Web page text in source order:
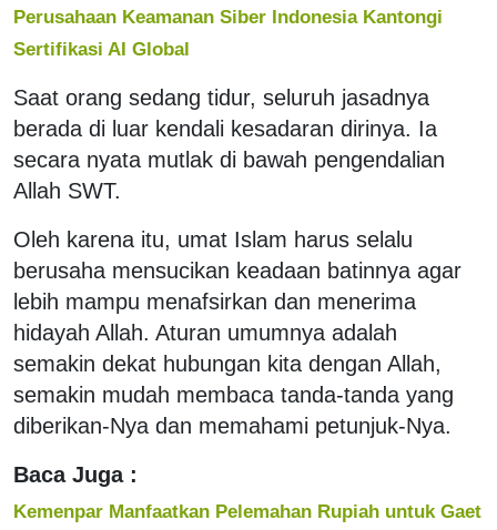
Perusahaan Keamanan Siber Indonesia Kantongi
Sertifikasi AI Global
Saat orang sedang tidur, seluruh jasadnya
berada di luar kendali kesadaran dirinya. Ia
secara nyata mutlak di bawah pengendalian
Allah SWT.
Oleh karena itu, umat Islam harus selalu
berusaha mensucikan keadaan batinnya agar
lebih mampu menafsirkan dan menerima
hidayah Allah. Aturan umumnya adalah
semakin dekat hubungan kita dengan Allah,
semakin mudah membaca tanda-tanda yang
diberikan-Nya dan memahami petunjuk-Nya.
Baca Juga :
Kemenpar Manfaatkan Pelemahan Rupiah untuk Gaet